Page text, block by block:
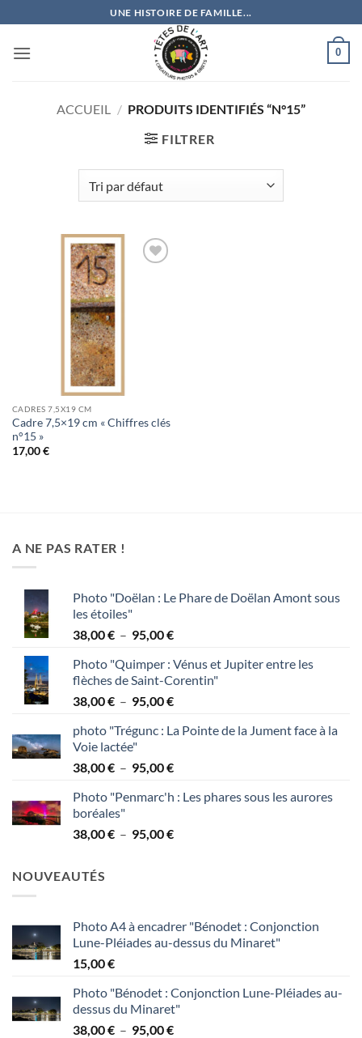
au
contenu
UNE HISTOIRE DE FAMILLE...
0
ACCUEIL / PRODUITS IDENTIFIÉS “N°15”
FILTRER
CADRES 7,5X19 CM
Cadre 7,5×19 cm « Chiffres clés
n°15 »
17,00€
A NE PAS RATER !
Photo "Doëlan : Le Phare de Doëlan Amont sous
les étoiles"
38,00€ – 95,00€Plage
prix :
38,00 €
à
Photo "Quimper : Vénus et Jupiter entre les
flèches de Saint-Corentin"
38,00€ – 95,00€Plage
prix :
à
photo "Trégunc : La Pointe de la Jument face à la
Voie lactée"
38,00€ – 95,00€Plage
prix :
à
Photo "Penmarc'h : Les phares sous les aurores
boréales"
38,00€ – 95,00€Plage
NOUVEAUTÉS
Photo A4 à encadrer "Bénodet : Conjonction
Lune-Pléiades au-dessus du Minaret"
15,00€
Photo "Bénodet : Conjonction Lune-Pléiades au-
dessus du Minaret"
38,00€ – 95,00€Plage